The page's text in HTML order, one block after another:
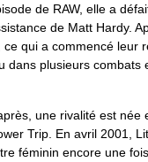
de RAW, elle a
de Matt Hardy.
ce qui a commencé leur
dans plusieurs combats
une rivalité est née
Trip. En avril 2001,
féminin encore une